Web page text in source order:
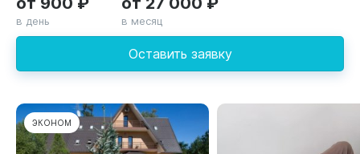
Оставить заявку
в день в месяц
ЭКОНОМ